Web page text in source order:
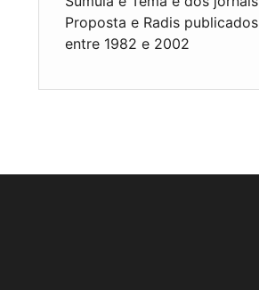
Proposta e Radis publicados
entre 1982 e 2002